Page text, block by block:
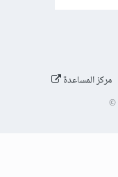
مركز المساعدة
©